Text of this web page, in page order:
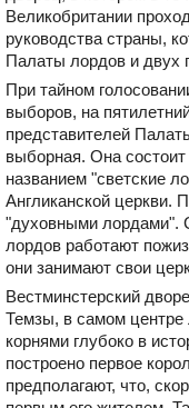
Великобритании
руководства страны,
Палаты лордов и двух
При тайном
выборов, на
представителей
выборная. Она
названием "светские
Англиканской церкви.
"духовными лордами".
лордов работают
они занимают свои
Вестминстерский
Темзы, в самом центре
корнями глубоко в
построено первое
предполагают, что,